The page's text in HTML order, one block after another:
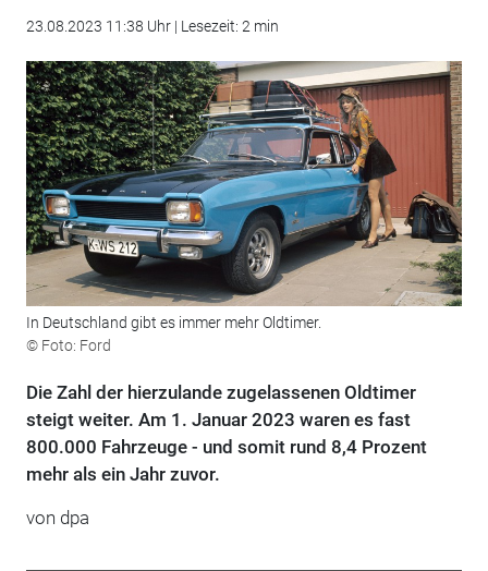
23.08.2023 11:38 Uhr | Lesezeit: 2 min
In Deutschland gibt es immer mehr Oldtimer.
© Foto: Ford
Die Zahl der hierzulande zugelassenen Oldtimer
steigt weiter. Am 1. Januar 2023 waren es fast
800.000 Fahrzeuge - und somit rund 8,4 Prozent
mehr als ein Jahr zuvor.
von dpa